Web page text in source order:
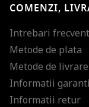
COMENZI,
Intrebari
Metode de plata
Metode de livrare
Informatii
Informatii retur